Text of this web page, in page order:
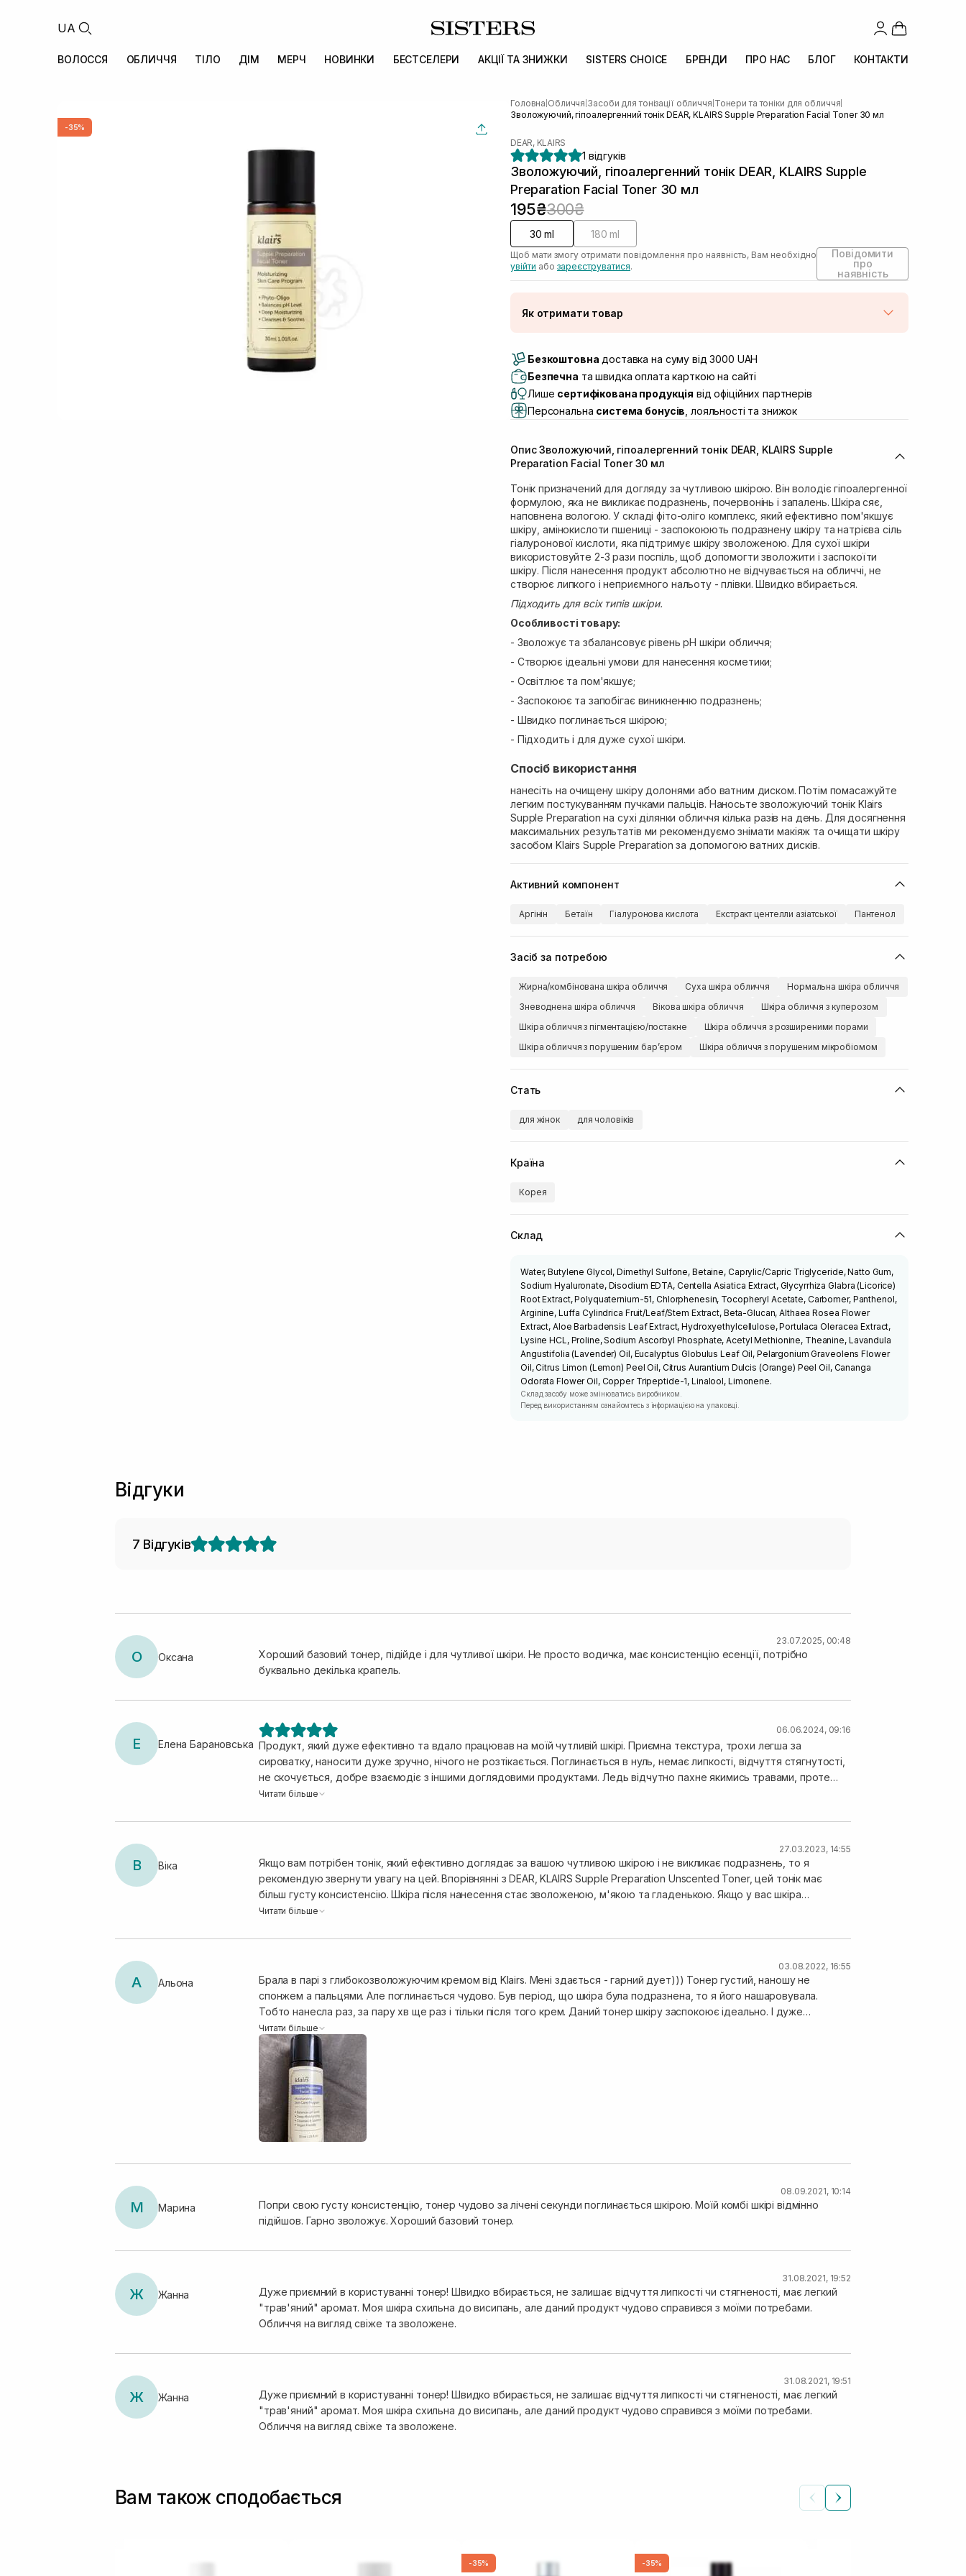
UA
ВОЛОССЯ ОБЛИЧЧЯ ТІЛО ДІМ МЕРЧ НОВИНКИ БЕСТСЕЛЕРИ АКЦІЇ ТА ЗНИЖКИ SISTERS CHOICE БРЕНДИ ПРО НАС БЛОГ КОНТАКТИ
-35%
Головна Обличчя Засоби для тонізації обличчя Тонери та тоніки для обличчя
Зволожуючий, гіпоалергенний тонік DEAR, KLAIRS Supple Preparation Facial Toner 30 мл
DEAR, KLAIRS
1 відгуків
Зволожуючий, гіпоалергенний тонік DEAR, KLAIRS Supple
Preparation Facial Toner 30 мл
195₴300₴
30 ml 180 ml
Щоб мати змогу отримати повідомлення про наявність, Вам необхідно
увійти або зареєструватися.
Повідомити
про
наявність
Як отримати товар
Самовивіз м. Луцьк, вул. Винниченка 4
Самовивіз м. Львів, вул. Академіка Підстригача, 1В
(Duck’s Lake)
Самовивіз м. Львів, вул. Івана Франка 36
Самовивіз м. Львів, вул. Степана Бандери 45 Немає в наявності!
Самовивіз м. Рівне, вул. Кулика і Гудачека 23 (ТЦ
Екватор)
Немає в наявності!
Безкоштовна доставка на суму від 3000 UAH
Безпечна та швидка оплата карткою на сайті
Лише сертифікована продукція від офіційних партнерів
Персональна система бонусів , лояльності та знижок
Опис Зволожуючий, гіпоалергенний тонік DEAR, KLAIRS Supple
Preparation Facial Toner 30 мл
Тонік призначений для догляду за чутливою шкірою. Він володіє гіпоалергенної
формулою, яка не викликає подразнень, почервонінь і запалень. Шкіра сяє,
наповнена вологою. У складі фіто-оліго комплекс, який ефективно пом'якшує
шкіру, амінокислоти пшениці - заспокоюють подразнену шкіру та натрієва сіль
гіалуронової кислоти, яка підтримує шкіру зволоженою. Для сухої шкіри
використовуйте 2-3 рази поспіль, щоб допомогти зволожити і заспокоїти
шкіру. Після нанесення продукт абсолютно не відчувається на обличчі, не
створює липкого і неприємного нальоту - плівки. Швидко вбирається.
Підходить для всіх типів шкіри.
Особливості товару:
- Зволожує та збалансовує рівень рН шкіри обличчя;
- Створює ідеальні умови для нанесення косметики;
- Освітлює та пом'якшує;
- Заспокоює та запобігає виникненню подразнень;
- Швидко поглинається шкірою;
- Підходить і для дуже сухої шкіри.
Спосіб використання
нанесіть на очищену шкіру долонями або ватним диском. Потім помасажуйте
легким постукуванням пучками пальців. Наносьте зволожуючий тонік Klairs
Supple Preparation на сухі ділянки обличчя кілька разів на день. Для досягнення
максимальних результатів ми рекомендуємо знімати макіяж та очищати шкіру
засобом Klairs Supple Preparation за допомогою ватних дисків.
Активний компонент
Аргінін Бетаїн Гіалуронова кислота Екстракт центелли азіатської Пантенол
Засіб за потребою
Жирна/комбінована шкіра обличчя Суха шкіра обличчя
Нормальна шкіра обличчя
Зневоднена шкіра обличчя
Вікова шкіра обличчя
Шкіра обличчя з куперозом
Шкіра обличчя з пігментацією/постакне
Шкіра обличчя з розширеними порами
Шкіра обличчя з порушеним барʼєром
Шкіра обличчя з порушеним мікробіомом
Стать
для жінок для чоловіків
Країна
Корея
Склад
Water, Butylene Glycol, Dimethyl Sulfone, Betaine, Caprylic/Capric Triglyceride, Natto Gum,
Sodium Hyaluronate, Disodium EDTA, Centella Asiatica Extract, Glycyrrhiza Glabra (Licorice)
Root Extract, Polyquaternium-51, Chlorphenesin, Tocopheryl Acetate, Carbomer, Panthenol,
Arginine, Luffa Cylindrica Fruit/Leaf/Stem Extract, Beta-Glucan, Althaea Rosea Flower
Extract, Aloe Barbadensis Leaf Extract, Hydroxyethylcellulose, Portulaca Oleracea Extract,
Lysine HCL, Proline, Sodium Ascorbyl Phosphate, Acetyl Methionine, Theanine, Lavandula
Angustifolia (Lavender) Oil, Eucalyptus Globulus Leaf Oil, Pelargonium Graveolens Flower
Oil, Citrus Limon (Lemon) Peel Oil, Citrus Aurantium Dulcis (Orange) Peel Oil, Cananga
Odorata Flower Oil, Copper Tripeptide-1, Linalool, Limonene.
Склад засобу може змінюватись виробником.
Перед використанням ознайомтесь з інформацією на упаковці.
Відгуки
7 Відгуків
О Оксана
23.07.2025, 00:48
Хороший базовий тонер, підійде і для чутливої шкіри. Не просто водичка, має консистенцію есенції, потрібно
буквально декілька крапель.
Е Елена Барановська
06.06.2024, 09:16
Продукт, який дуже ефективно та вдало працював на моїй чутливій шкірі. Приємна текстура, трохи легша за
сироватку, наносити дуже зручно, нічого не розтікається. Поглинається в нуль, немає липкості, відчуття стягнутості,
не скочується, добре взаємодіє з іншими доглядовими продуктами. Ледь відчутно пахне якимись травами, проте
запах зовсім не нав'язливий. Після використання даного засобу залишились лише приємні враження. Мініатюри мені
використовувала вдосталь. 😇🥰
Читати більше
В Віка
27.03.2023, 14:55
Якщо вам потрібен тонік, який ефективно доглядає за вашою чутливою шкірою і не викликає подразнень, то я
рекомендую звернути увагу на цей. Впорівнянні з DEAR, KLAIRS Supple Preparation Unscented Toner, цей тонік має
більш густу консистенсію. Шкіра після нанесення стає зволоженою, м'якою та гладенькою. Якщо у вас шкіра
подразнена, то він чудово її заспокоїть. Крім того, він швидко поглинається, не залишає липкості і не відчувається на
подразнень.
Читати більше
А Альона
03.08.2022, 16:55
Брала в парі з глибокозволожуючим кремом від Klairs. Мені здається - гарний дует))) Тонер густий, наношу не
спонжем а пальцями. Але поглинається чудово. Був період, що шкіра була подразнена, то я його нашаровувала.
Тобто нанесла раз, за пару хв ще раз і тільки після того крем. Даний тонер шкіру заспокоює ідеально. І дуже
економний у використанні. Я брала мініатюру на пробу, а вистачило на довго. Має легкий аромат трав.
Читати більше
М Марина
08.09.2021, 10:14
Попри свою густу консистенцію, тонер чудово за лічені секунди поглинається шкірою. Моїй комбі шкірі відмінно
підійшов. Гарно зволожує. Хороший базовий тонер.
Ж Жанна
31.08.2021, 19:52
Дуже приємний в користуванні тонер! Швидко вбирається, не залишає відчуття липкості чи стягненості, має легкий
"трав'яний" аромат. Моя шкіра схильна до висипань, але даний продукт чудово справився з моїми потребами.
Обличчя на вигляд свіже та зволожене.
Ж Жанна
31.08.2021, 19:51
Дуже приємний в користуванні тонер! Швидко вбирається, не залишає відчуття липкості чи стягненості, має легкий
"трав'яний" аромат. Моя шкіра схильна до висипань, але даний продукт чудово справився з моїми потребами.
Обличчя на вигляд свіже та зволожене.
Вам також сподобається
-35% -35%